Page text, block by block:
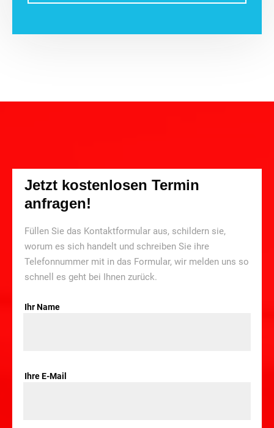
Jetzt kostenlosen Termin
anfragen!
Füllen Sie das Kontaktformular aus, schildern sie,
worum es sich handelt und schreiben Sie ihre
Telefonnummer mit in das Formular, wir melden uns so
schnell es geht bei Ihnen zurück.
Ihr Name
Ihre E-Mail